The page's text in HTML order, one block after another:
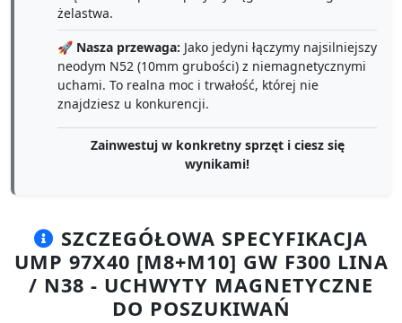
żelastwa.
🚀 Nasza przewaga: Jako jedyni łączymy najsilniejszy
neodym N52 (10mm grubości) z niemagnetycznymi
uchami. To realna moc i trwałość, której nie
znajdziesz u konkurencji.
Zainwestuj w konkretny sprzęt i ciesz się
wynikami!
SZCZEGÓŁOWA SPECYFIKACJA
UMP 97X40 [M8+M10] GW F300 LINA
/ N38 - UCHWYTY MAGNETYCZNE
DO POSZUKIWAŃ